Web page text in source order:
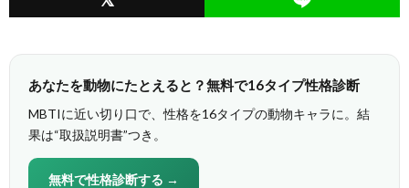
あなたを動物にたとえると？無料で16タイプ性格診断
MBTIに近い切り口で、性格を16タイプの動物キャラに。結
果は“取扱説明書”つき。
無料で性格診断する →